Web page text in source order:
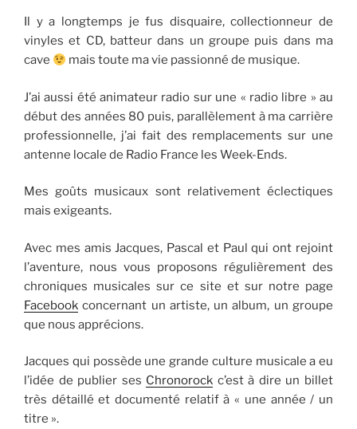
Il y a longtemps je fus disquaire, collectionneur de
vinyles et CD, batteur dans un groupe puis dans ma
cave
mais toute ma vie passionné de musique.
J’ai aussi été animateur radio sur une « radio libre » au
début des années 80 puis, parallèlement à ma carrière
professionnelle, j’ai fait des remplacements sur une
antenne locale de Radio France les Week-Ends.
Mes goûts musicaux sont relativement éclectiques
mais exigeants.
Avec mes amis Jacques, Pascal et Paul qui ont rejoint
l’aventure, nous vous proposons régulièrement des
chroniques musicales sur ce site et sur notre page
Facebook concernant un artiste, un album, un groupe
que nous apprécions.
Jacques qui possède une grande culture musicale a eu
l’idée de publier ses Chronorock c’est à dire un billet
très détaillé et documenté relatif à « une année / un
titre ».